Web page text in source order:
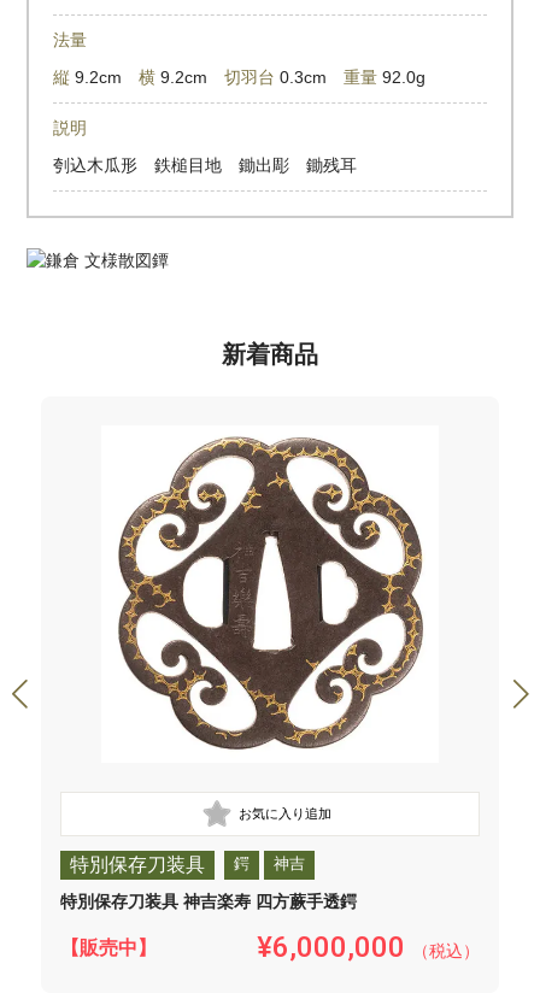
法量
縦 9.2cm横 9.2cm切羽台 0.3cm重量 92.0g
説明
刳込木瓜形 鉄槌目地 鋤出彫 鋤残耳
新着商品
特別保存刀装具 鍔 神吉
特別保存刀装具 神吉楽寿 四方蕨手透鍔
【販売中】 ¥6,000,000 （税込）